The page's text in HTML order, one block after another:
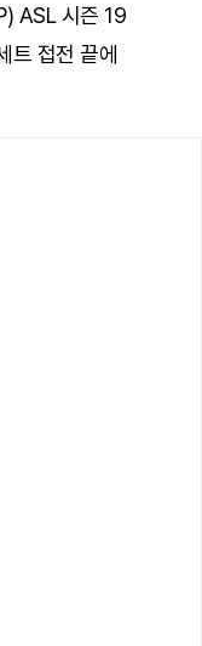
ASL 시즌 19
트 접전 끝에